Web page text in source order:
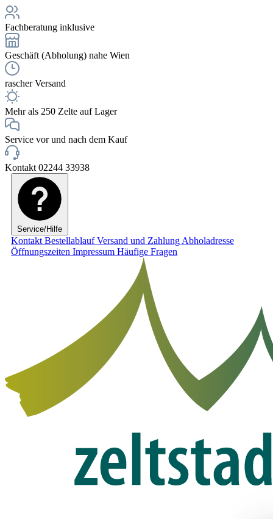
Fachberatung inklusive
Geschäft (Abholung) nahe Wien
rascher Versand
Mehr als 250 Zelte auf Lager
Service vor und nach dem Kauf
Kontakt 02244 33938
Service/Hilfe
Kontakt BestellablaufVersand und Zahlung Abholadresse
Öffnungszeiten Impressum Häufige Fragen